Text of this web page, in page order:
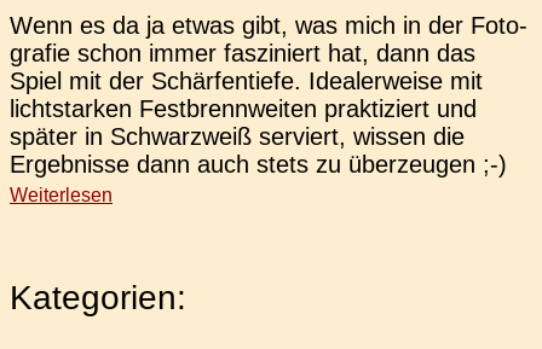
Wenn es da ja etwas gibt, was mich in der Foto­
gra­fie schon immer fas­zi­niert hat, dann das
Spiel mit der Schär­fen­tie­fe. Idea­ler­wei­se mit
licht­star­ken Fest­brenn­wei­ten prak­ti­ziert und
später in Schwarz­weiß ser­viert, wissen die
Ergeb­nis­se dann auch stets zu überzeugen ;-)
Weiterlesen
Kategorien: